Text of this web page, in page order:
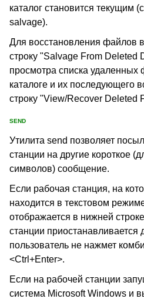
каталог становится текущим
salvage).
Для восстановления файлов
строку "Salvage From Deleted
просмотра списка
каталоге и их последующего
строку "View/Recover Deleted
SEND
Утилита send позволяет
станции на другие короткое
символов) сообщение.
Если рабочая станция, на
находится в текстовом
отображается в нижней
станции приостанавливается
пользователь не нажмет
<Ctrl+Enter>.
Если на рабочей станции
система Microsoft Windows и